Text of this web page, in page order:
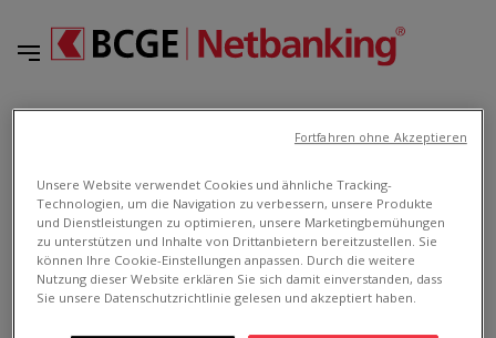
Homepage
NETBANKING
BCGE 1816 : Wie beantrage ich meine Teilnahme an der Online Trading-
NETBANKING
Zurück
Unsere Website verwendet Cookies und ähnliche Tracking-
Technologien, um die Navigation zu verbessern, unsere Produkte
und Dienstleistungen zu optimieren, unsere Marketingbemühungen
zu unterstützen und Inhalte von Drittanbietern bereitzustellen. Sie
können Ihre Cookie-Einstellungen anpassen. Durch die weitere
Nutzung dieser Website erklären Sie sich damit einverstanden, dass
Sie unsere Datenschutzrichtlinie gelesen und akzeptiert haben.
Fortfahren ohne Akzeptieren